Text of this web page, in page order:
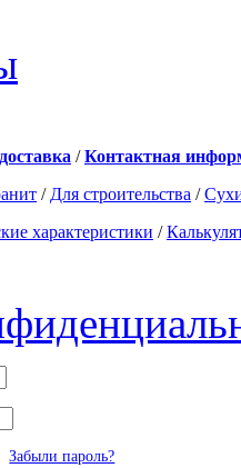
/Контактная
/ Для строительства /
характеристики /
Забыли пароль?